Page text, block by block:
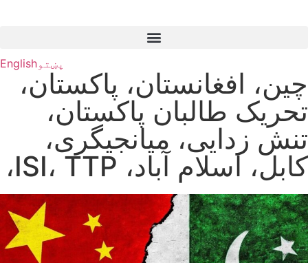
پښتوEnglish
چین، افغانستان، پاکستان،
تحریک طالبان پاکستان،
تنش زدایی، میانجیگری،
کابل، اسلام آباد، ISI، TTP،